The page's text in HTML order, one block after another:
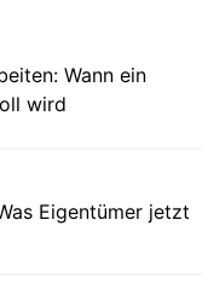
Wann ein
wird
Eigentümer jetzt